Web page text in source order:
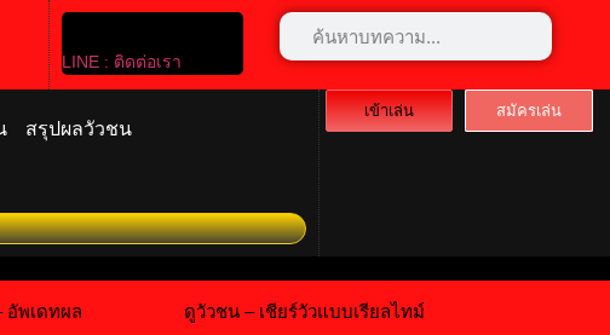
LINE : ติดต่อเรา
สรุปผลวัวชน
เข้าเล่น สมัครเล่น
บ้านอันทรงคุณค่า เชียร์สดความเร้าใจในสังเวียนเดือด พร้อมลุ้นเดิม
อัพเดทผล ดูวัวชน – เชียร์วัวแบบเรียลไทม์